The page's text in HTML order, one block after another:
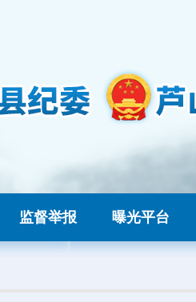
监督举报 曝光平台